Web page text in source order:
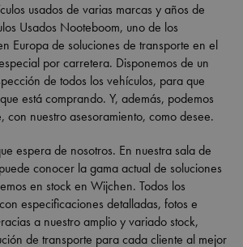
usados de varias marcas y años de
Usados Nooteboom, uno de los
Europa de soluciones de transporte en el
por carretera. Disponemos de un
de todos los vehículos, para que
está comprando. Y, además, podemos
con nuestro asesoramiento, como desee.
espera de nosotros. En nuestra sala de
conocer la gama actual de soluciones
en stock en Wijchen. Todos los
especificaciones detalladas, fotos e
a nuestro amplio y variado stock,
de transporte para cada cliente al mejor